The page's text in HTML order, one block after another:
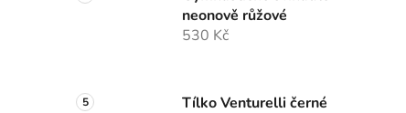
neonově růžové
530 Kč
Tílko Venturelli černé